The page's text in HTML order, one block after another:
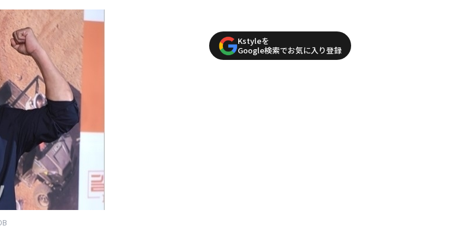
Kstyleを
Google検索でお気に入り登録